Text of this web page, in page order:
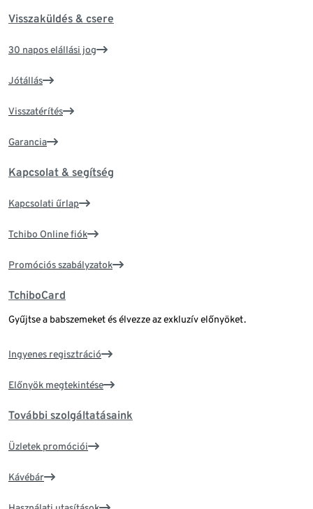
Visszaküldés & csere
30 napos elállási jog
Jótállás
Visszatérítés
Garancia
Kapcsolat & segítség
Kapcsolati űrlap
Tchibo Online fiók
Promóciós szabályzatok
TchiboCard
Gyűjtse a babszemeket és élvezze az exkluzív előnyöket.
Ingyenes regisztráció
Előnyök megtekintése
További szolgáltatásaink
Üzletek promóciói
Kávébár